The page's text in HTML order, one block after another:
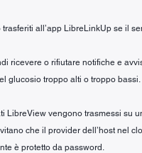
all’app LibreLinkUp se il
ricevere o rifiutare notifiche e
glucosio troppo alti o troppo bassi.
LibreView vengono trasmessi
che il provider dell’host nel
è protetto da password.